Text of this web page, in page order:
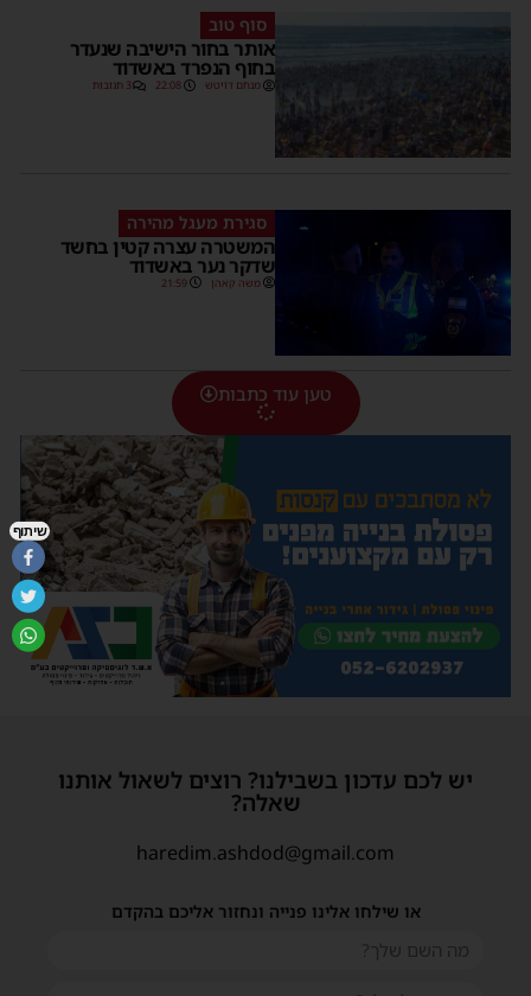
סוף טוב
אותר בחור הישיבה שנעדר
בחוף הנפרד באשדוד
מנחם דויטש 22:08 3 תגובות
סגירת מעגל מהירה
המשטרה עצרה קטין בחשד
שדקר נער באשדוד
משה קאהן 21:59
טען עוד כתבות
יש לכם עדכון בשבילנו? רוצים לשאול אותנו
שאלה?
haredim.ashdod@gmail.com
או שילחו אלינו פנייה ונחזור אליכם בהקדם
שיתוף